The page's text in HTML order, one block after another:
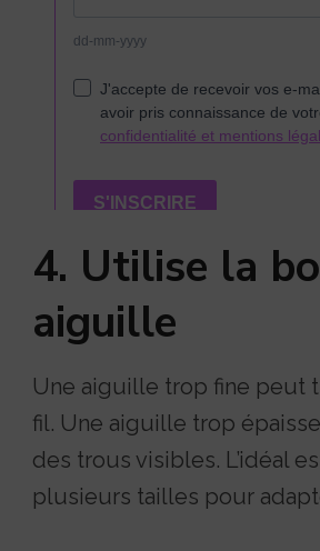
4. Utilise la
aiguille
Une aiguille trop fine peut
fil. Une aiguille trop
des trous visibles. L’idéal
plusieurs tailles pour